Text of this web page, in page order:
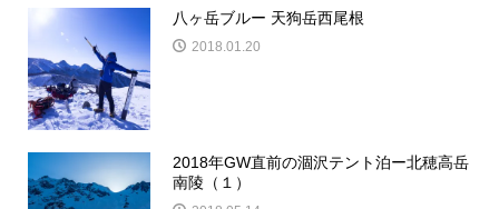
八ヶ岳ブルー 天狗岳西尾根
2018.01.20
2018年GW直前の涸沢テント泊ー北穂高岳
南陵（１）